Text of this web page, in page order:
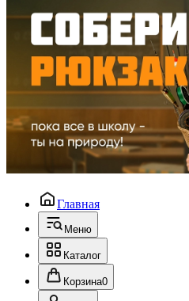
Главная
Меню
Каталог
Корзина0